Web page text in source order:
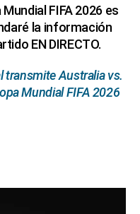
FIFA 2026 es
la información
EN DIRECTO.
transmite Australia vs.
Mundial FIFA 2026